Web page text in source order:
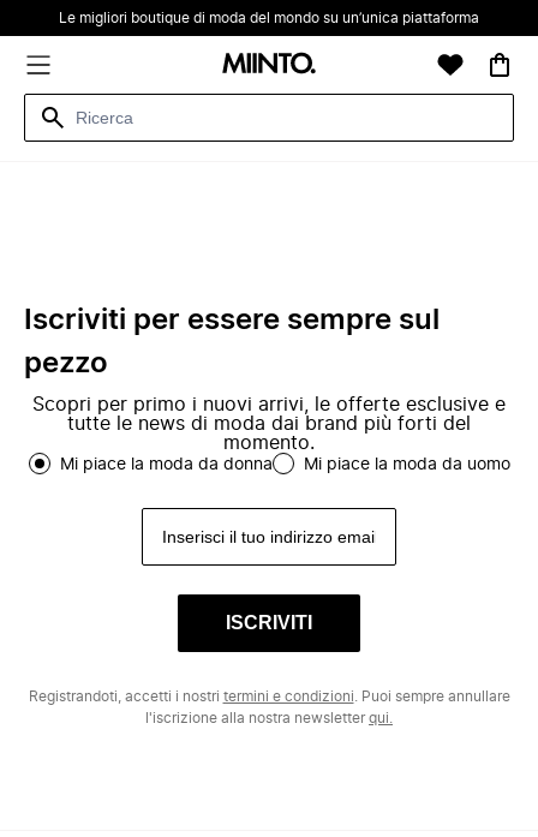
Le migliori boutique di moda del mondo su un’unica piattaforma
Iscriviti per essere sempre sul
pezzo
Scopri per primo i nuovi arrivi, le offerte esclusive e
tutte le news di moda dai brand più forti del
momento.
Mi piace la moda da donna Mi piace la moda da uomo
ISCRIVITI
Registrandoti, accetti i nostri termini e condizioni . Puoi sempre annullare
l'iscrizione alla nostra newsletterqui.